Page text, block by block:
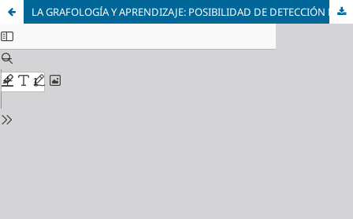
LA GRAFOLOGÍA Y APRENDIZAJE: POSIBILIDAD DE DETECCIÓN DE LA FORMA DE APRENDER A TRAVÉS DE LA ESCRITURA